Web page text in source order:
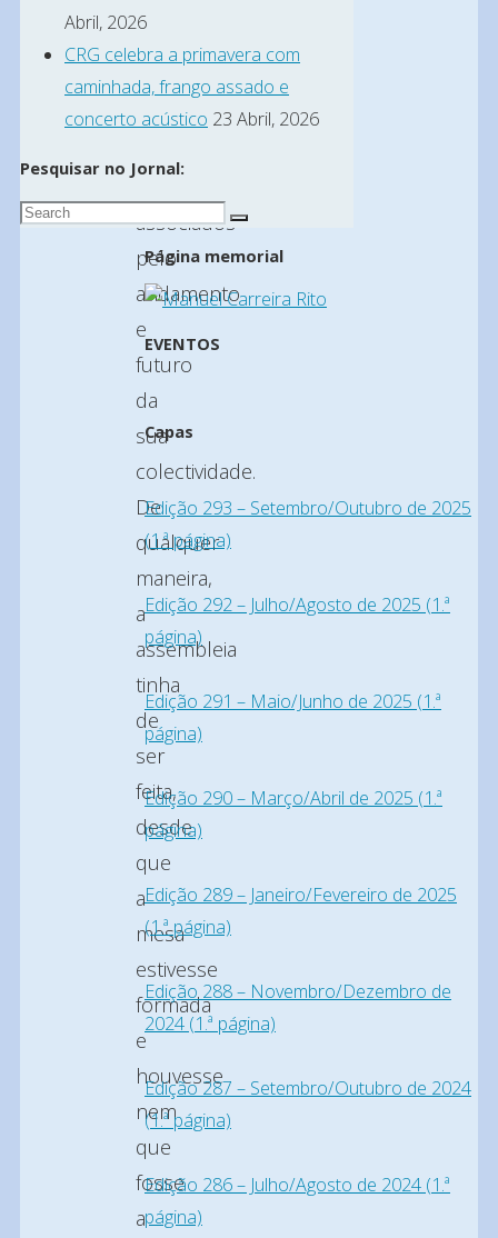
gerem
a
associação,
ou
associados
pelo
andamento
e
futuro
da
sua
colectividade.
De
qualquer
maneira,
a
assembleia
tinha
de
ser
feita,
desde
que
a
mesa
estivesse
formada
e
houvesse
nem
que
fosse
a
Abril, 2026
CRG celebra a primavera com
caminhada, frango assado e
concerto acústico 23 Abril, 2026
Pesquisar no Jornal:
Search
Search
Página memorial
EVENTOS
Capas
Edição 293 – Setembro/Outubro de 2025
(1.ª página)
Edição 292 – Julho/Agosto de 2025 (1.ª
página)
Edição 291 – Maio/Junho de 2025 (1.ª
página)
Edição 290 – Março/Abril de 2025 (1.ª
página)
Edição 289 – Janeiro/Fevereiro de 2025
(1.ª página)
Edição 288 – Novembro/Dezembro de
2024 (1.ª página)
Edição 287 – Setembro/Outubro de 2024
(1.ª página)
Edição 286 – Julho/Agosto de 2024 (1.ª
página)